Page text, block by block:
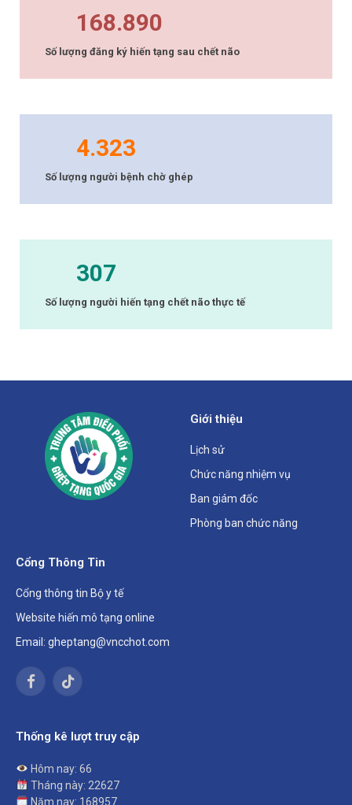
168.890
Số lượng đăng ký hiến tạng sau chết não
4.323
Số lượng người bệnh chờ ghép
307
Số lượng người hiến tạng chết não thực tế
Giới thiệu
Lịch sử
Chức năng nhiệm vụ
Ban giám đốc
Phòng ban chức năng
Cổng Thông Tin
Cổng thông tin Bộ y tế
Website hiến mô tạng online
Email: gheptang@vncchot.com
FacebookTikTok
Thống kê lượt truy cập
Hôm nay: 66
Tháng này: 22627
Năm nay: 168957